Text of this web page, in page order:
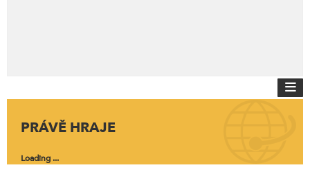
PRÁVĚ HRAJE
Loading ...